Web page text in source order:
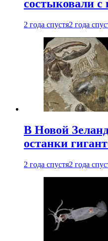
состыковали с
2 года спустя2 года
В Новой
останки
2 года спустя2 года